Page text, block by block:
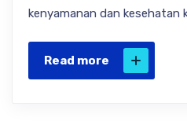
kenyamanan dan kesehatan
Read more